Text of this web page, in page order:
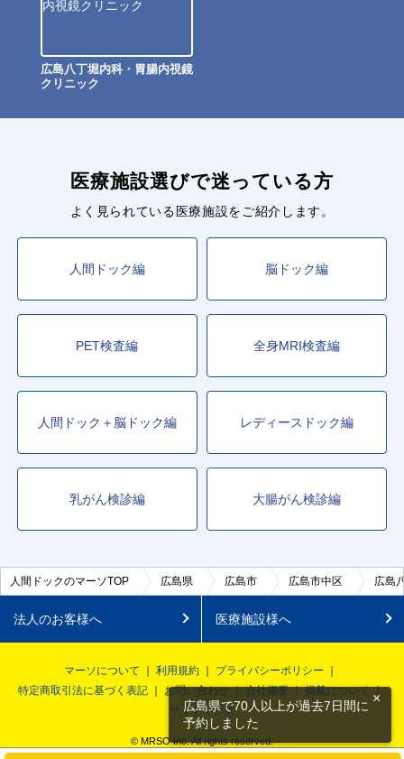
広島八丁堀内科・胃腸内視鏡
クリニック
医療施設選びで迷っている方
よく見られている医療施設をご紹介します。
人間ドック編 脳ドック編
PET検査編 全身MRI検査編
人間ドック＋脳ドック編 レディースドック編
乳がん検診編 大腸がん検診編
人間ドックのマーソTOP 広島県 広島市 広島市中区 広島
法人のお客様へ 医療施設様へ
マーソについて 利用規約
プライバシーポリシー
特定商取引法に基づく表記
お問い合わせ 会社概要
掲載について
サイトマップ
© MRSO Inc. All rights reserved.
広島県で70人以上が過去7日間に
予約しました
×